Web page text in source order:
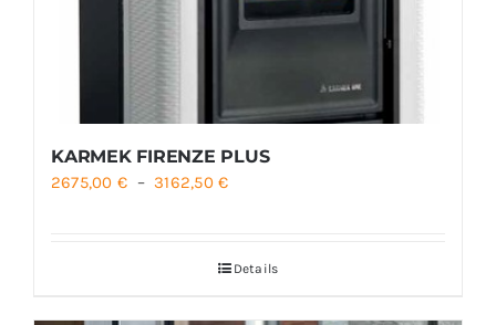
KARMEK FIRENZE PLUS
2675,00 € – 3162,50€Plage
2675,00 €
Details